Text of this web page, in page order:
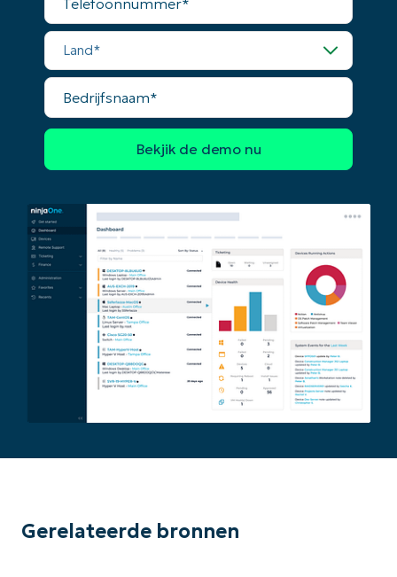
Land*
Bedrijfsnaam*
Gerelateerde bronnen
Begin uw trial van 14 dagen
Geen creditcard nodig, volledige toegang tot
First
number*
Land
name*